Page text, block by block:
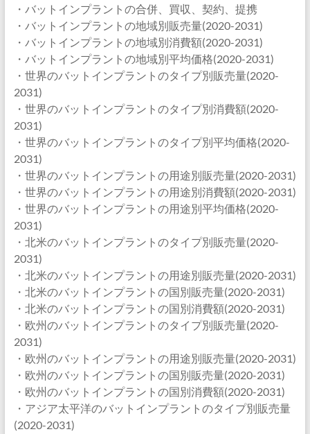
・バットインプラントの合併、買収、契約、提携
・バットインプラントの地域別販売量(2020-2031)
・バットインプラントの地域別消費額(2020-2031)
・バットインプラントの地域別平均価格(2020-2031)
・世界のバットインプラントのタイプ別販売量(2020-
2031)
・世界のバットインプラントのタイプ別消費額(2020-
2031)
・世界のバットインプラントのタイプ別平均価格(2020-
2031)
・世界のバットインプラントの用途別販売量(2020-2031)
・世界のバットインプラントの用途別消費額(2020-2031)
・世界のバットインプラントの用途別平均価格(2020-
2031)
・北米のバットインプラントのタイプ別販売量(2020-
2031)
・北米のバットインプラントの用途別販売量(2020-2031)
・北米のバットインプラントの国別販売量(2020-2031)
・北米のバットインプラントの国別消費額(2020-2031)
・欧州のバットインプラントのタイプ別販売量(2020-
2031)
・欧州のバットインプラントの用途別販売量(2020-2031)
・欧州のバットインプラントの国別販売量(2020-2031)
・欧州のバットインプラントの国別消費額(2020-2031)
・アジア太平洋のバットインプラントのタイプ別販売量
(2020-2031)